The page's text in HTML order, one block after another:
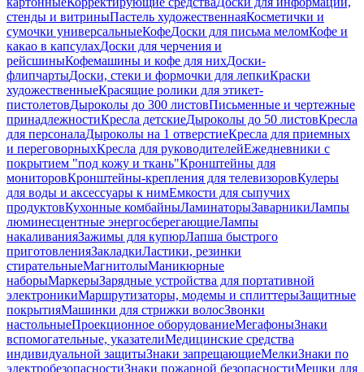
стенды и витриныПастель художественнаяКосметички и
сумочки универсальныеКофеДоски для письма меломКофе и
какао в капсулахДоски для черчения и
рейсшиныКофемашины и кофе для нихДоски-
флипчартыДоски, стеки и формочки для лепкиКраски
художественныеКрасящие ролики для этикет-
пистолетовДыроколы до 300 листовПисьменные и чертежные
принадлежностиКресла детскиеДыроколы до 50 листовКресла
для персоналаДыроколы на 1 отверстиеКресла для приемных
и переговорныхКресла для руководителейЕжедневники с
покрытием "под кожу и ткань"Кронштейны для
мониторовКронштейны-крепления для телевизоровКулеры
для воды и аксессуары к нимЕмкости для сыпучих
продуктовКухонные комбайныЛаминаторыЗаварникиЛампы
люминесцентные энергосберегающиеЛампы
накаливанияЗажимы для купюрЛапша быстрого
приготовленияЗакладкиЛастики, резинки
стирательныеМагнитолыМаникюрные
наборыМаркерыЗарядные устройства для портативной
электроникиМаршрутизаторы, модемы и сплиттерыЗащитные
покрытияМашинки для стрижки волосЗвонки
настольныеПроекционное оборудованиеМегафоныЗнаки
вспомогательные, указателиМедицинские средства
индивидуальной защитыЗнаки запрещающиеМелкиЗнаки по
электробезопасностиЗнаки пожарной безопасностиМешки для